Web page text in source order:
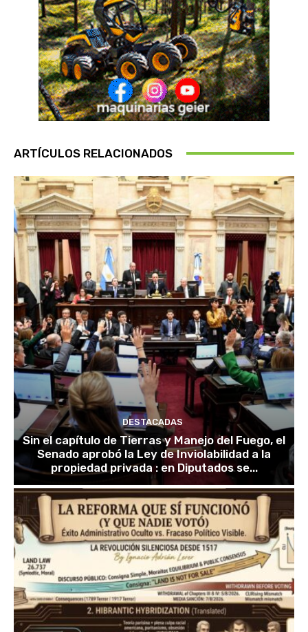
ARTÍCULOS RELACIONADOS
DESTACADAS
Sin el capítulo de Tierras y Manejo del Fuego, el
Senado aprobó la Ley de Inviolabilidad a la
propiedad privada : en Diputados se...